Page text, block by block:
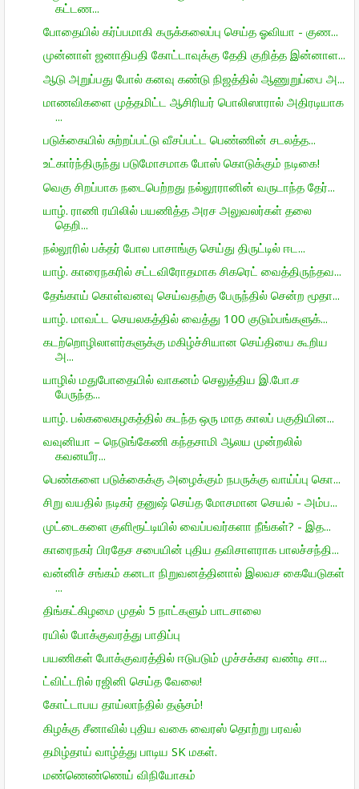
கட்டண...
போதையில் கர்ப்பமாகி கருக்கலைப்பு செய்த ஓவியா - குண...
முன்னாள் ஜனாதிபதி கோட்டாவுக்கு தேதி குறித்த இன்னாள...
ஆடு அறுப்பது போல் கனவு கண்டு நிஜத்தில் ஆணுறுப்பை அ...
மாணவிகளை முத்தமிட்ட ஆசிரியர் பொலிஸாரால் அதிரடியாக
...
படுக்கையில் சுற்றப்பட்டு வீசப்பட்ட பெண்ணின் சடலத்த...
உட்கார்ந்திருந்து படுமோசமாக போஸ் கொடுக்கும் நடிகை!
வெகு சிறப்பாக நடைபெற்றது நல்லூரானின் வருடாந்த தேர்...
யாழ். ராணி ரயிலில் பயணித்த அரச அலுவலர்கள் தலை
தெறி...
நல்லூரில் பக்தர் போல பாசாங்கு செய்து திருட்டில் ஈட...
யாழ். காரைநகரில் சட்டவிரோதமாக சிகரெட் வைத்திருந்தவ...
தேங்காய் கொள்வனவு செய்வதற்கு பேருந்தில் சென்ற மூதா...
யாழ். மாவட்ட செயலகத்தில் வைத்து 100 குடும்பங்களுக்...
கடற்றொழிலாளர்களுக்கு மகிழ்ச்சியான செய்தியை கூறிய
அ...
யாழில் மதுபோதையில் வாகனம் செலுத்திய இ.போ.ச
பேருந்த...
யாழ். பல்கலைகழகத்தில் கடந்த ஒரு மாத காலப் பகுதியின...
வவுனியா – நெடுங்கேணி கந்தசாமி ஆலய முன்றலில்
கவனயீர...
பெண்களை படுக்கைக்கு அழைக்கும் நபருக்கு வாய்ப்பு கொ...
சிறு வயதில் நடிகர் தனுஷ் செய்த மோசமான செயல் - அம்ப...
முட்டைகளை குளிரூட்டியில் வைப்பவர்களா நீங்கள்? - இத...
காரைநகர் பிரதேச சபையின் புதிய தவிசாளராக பாலச்சந்தி...
வன்னிச் சங்கம் கனடா நிறுவனத்தினால் இலவச கையேடுகள்
...
திங்கட்கிழமை முதல் 5 நாட்களும் பாடசாலை
ரயில் போக்குவரத்து பாதிப்பு
பயணிகள் போக்குவரத்தில் ஈடுபடும் முச்சக்கர வண்டி சா...
ட்விட்டரில் ரஜினி செய்த வேலை!
கோட்டாபய தாய்லாந்தில் தஞ்சம்!
கிழக்கு சீனாவில் புதிய வகை வைரஸ் தொற்று பரவல்
தமிழ்தாய் வாழ்த்து பாடிய SK மகள்.
மண்ணெண்ணெய் விநியோகம்